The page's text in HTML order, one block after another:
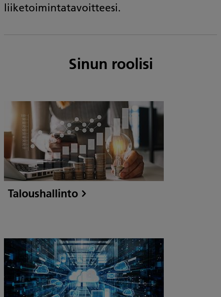
liiketoimintatavoitteesi.
Sinun roolisi
Taloushallinto